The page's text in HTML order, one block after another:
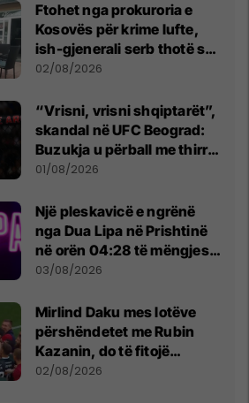
Ftohet nga prokuroria e
Kosovës për krime lufte,
ish-gjenerali serb thotë se
dikush e tradhtoi në
02/08/2026
“Vrisni, vrisni shqiptarët”,
skandal në UFC Beograd:
Buzukja u përball me thirrje
anti-shqiptare nga
01/08/2026
Një pleskavicë e ngrënë
nga Dua Lipa në Prishtinë
në orën 04:28 të mëngjesit
- dhe bota digjitale serbe
03/08/2026
Mirlind Daku mes lotëve
përshëndetet me Rubin
Kazanin, do të fitojë
miliona te Spartak Moska
02/08/2026